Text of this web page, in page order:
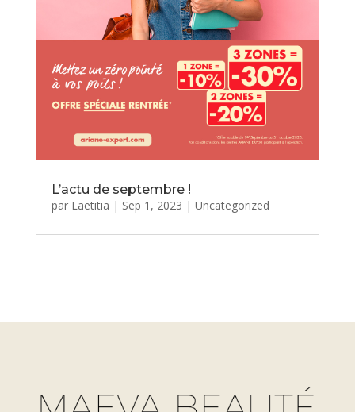
L’actu de septembre !
par Laetitia | Sep 1, 2023 | Uncategorized